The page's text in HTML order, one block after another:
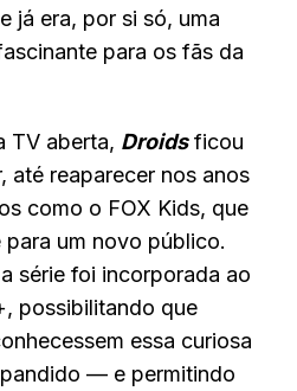
já era, por si só, uma
para os fãs da
TV aberta, Droidsficou
até reaparecer nos anos
como o FOX Kids, que
para um novo público.
série foi incorporada ao
possibilitando que
essa curiosa
— e permitindo